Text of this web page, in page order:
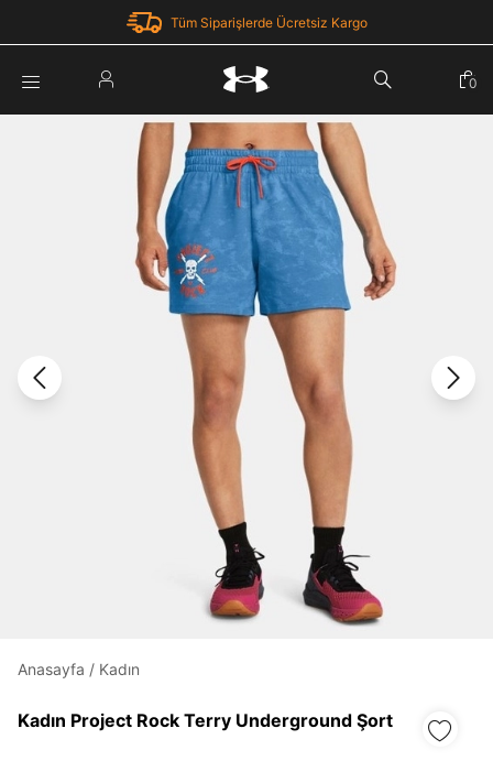
Tüm Siparişlerde Ücretsiz Kargo
E-posta Adresi *
göster
Giriş Yap
Under Armour'da yeni misiniz?
Üye Olmadan Devam Et
0
Anasayfa / Kadın
Kadın Project Rock Terry Underground Şort
Parola Yenileme
E-posta adresi
Parolayı Yenile
Giriş Sayfasına Dön
Zaten hesabın var mı? Giriş yap
Kayıt Ol